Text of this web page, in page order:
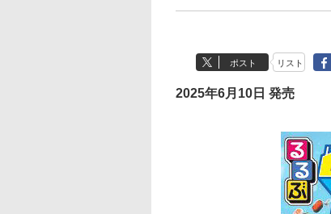
ポスト リスト
2025年6月10日 発売